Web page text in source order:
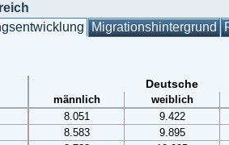
Migrationshintergrund
Deutsche
männlich
weiblich
8.051
9.422
8.583
9.895